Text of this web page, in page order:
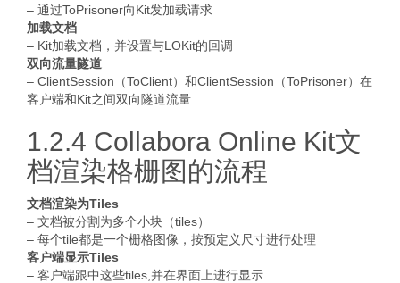
– 通过ToPrisoner向Kit发加载请求
加载文档
– Kit加载文档，并设置与LOKit的回调
双向流量隧道
– ClientSession（ToClient）和ClientSession（ToPrisoner）在
客户端和Kit之间双向隧道流量
1.2.4 Collabora Online Kit文
档渲染格栅图的流程
文档渲染为Tiles
– 文档被分割为多个小块（tiles）
– 每个tile都是一个栅格图像，按预定义尺寸进行处理
客户端显示Tiles
– 客户端跟中这些tiles,并在界面上进行显示